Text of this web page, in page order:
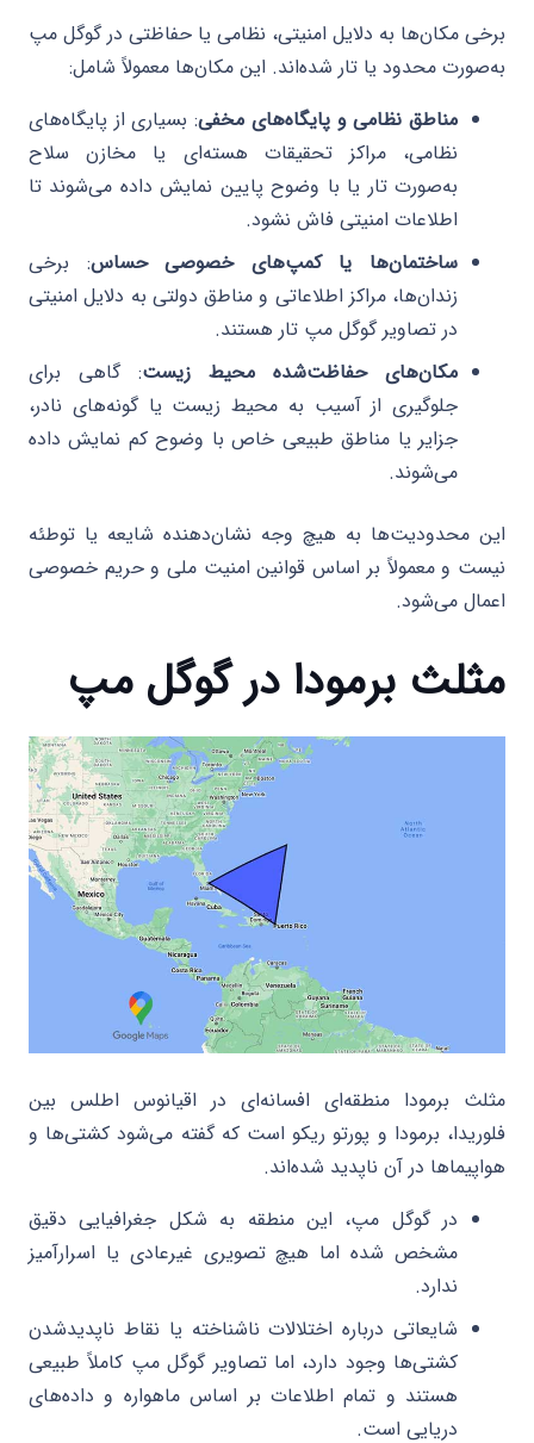
برخی مکان‌ها به دلایل امنیتی، نظامی یا حفاظتی در گوگل مپ
به‌صورت محدود یا تار شده‌اند. این مکان‌ها معمولاً شامل:
مناطق نظامی و پایگاه‌های مخفی: بسیاری از پایگاه‌های
نظامی، مراکز تحقیقات هسته‌ای یا مخازن سلاح
به‌صورت تار یا با وضوح پایین نمایش داده می‌شوند تا
اطلاعات امنیتی فاش نشود.
ساختمان‌ها یا کمپ‌های خصوصی حساس: برخی
زندان‌ها، مراکز اطلاعاتی و مناطق دولتی به دلایل امنیتی
در تصاویر گوگل مپ تار هستند.
مکان‌های حفاظت‌شده محیط زیست: گاهی برای
جلوگیری از آسیب به محیط زیست یا گونه‌های نادر،
جزایر یا مناطق طبیعی خاص با وضوح کم نمایش داده
می‌شوند.
این محدودیت‌ها به هیچ وجه نشان‌دهنده شایعه یا توطئه
نیست و معمولاً بر اساس قوانین امنیت ملی و حریم خصوصی
اعمال می‌شود.
مثلث برمودا در گوگل مپ
مثلث برمودا منطقه‌ای افسانه‌ای در اقیانوس اطلس بین
فلوریدا، برمودا و پورتو ریکو است که گفته می‌شود کشتی‌ها و
هواپیماها در آن ناپدید شده‌اند.
در گوگل مپ، این منطقه به شکل جغرافیایی دقیق
مشخص شده اما هیچ تصویری غیرعادی یا اسرارآمیز
ندارد.
شایعاتی درباره اختلالات ناشناخته یا نقاط ناپدیدشدن
کشتی‌ها وجود دارد، اما تصاویر گوگل مپ کاملاً طبیعی
هستند و تمام اطلاعات بر اساس ماهواره و داده‌های
دریایی است.